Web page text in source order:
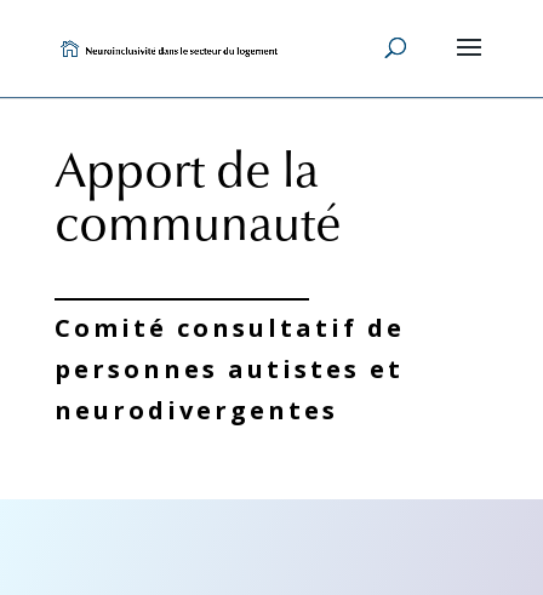
content
Apport de la
communauté
Comité consultatif de
personnes autistes et
neurodivergentes